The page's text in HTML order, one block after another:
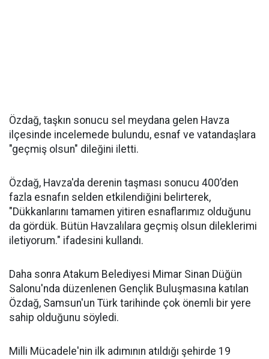
Özdağ, taşkın sonucu sel meydana gelen Havza
ilçesinde incelemede bulundu, esnaf ve vatandaşlara
"geçmiş olsun" dileğini iletti.
Özdağ, Havza'da derenin taşması sonucu 400’den
fazla esnafın selden etkilendiğini belirterek,
"Dükkanlarını tamamen yitiren esnaflarımız olduğunu
da gördük. Bütün Havzalılara geçmiş olsun dileklerimi
iletiyorum." ifadesini kullandı.
Daha sonra Atakum Belediyesi Mimar Sinan Düğün
Salonu'nda düzenlenen Gençlik Buluşmasına katılan
Özdağ, Samsun'un Türk tarihinde çok önemli bir yere
sahip olduğunu söyledi.
Milli Mücadele'nin ilk adımının atıldığı şehirde 19